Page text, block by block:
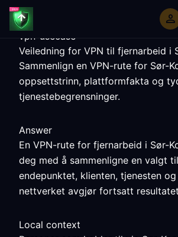
vpn-usecase
Veiledning for VPN til fjernarbeid i
Sammenlign en VPN-rute for Sør-
oppsettstrinn, plattformfakta og
tjenestebegrensninger.
Answer
En VPN-rute for fjernarbeid i Sør-
deg med å sammenligne en valgt
endepunktet, klienten, tjenesten
nettverket avgjør fortsatt
Local context